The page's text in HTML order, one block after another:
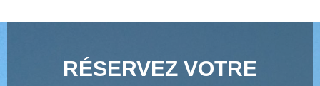
RÉSERVEZ VOTRE